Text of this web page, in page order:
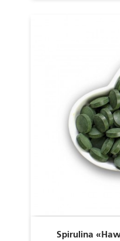
Spirulina